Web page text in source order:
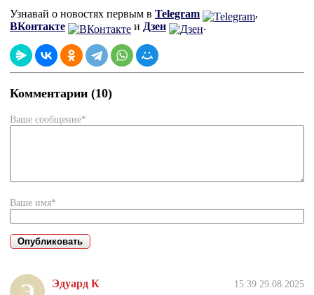
Узнавай о новостях первым в Telegram
,
ВКонтакте
и Дзен .
Комментарии (10)
Ваше сообщение*
Ваше имя*
Эдуард К 15:39 29.08.2025